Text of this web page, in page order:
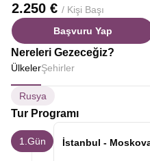
2.250 € / Kişi Başı
Başvuru Yap
Nereleri Gezeceğiz?
ÜlkelerŞehirler
Rusya
Tur Programı
1.Gün İstanbul -